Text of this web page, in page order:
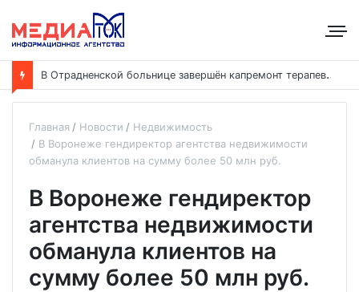
В
Отрадненской больнице завершён капремонт терапевтического корпуса
Главная Новости
Недвижимость
В Воронеже гендиректор агентства недвижимости
обманула клиентов на сумму более 50 млн руб.
В Воронеже гендиректор
агентства недвижимости
обманула клиентов на
сумму более 50 млн руб.